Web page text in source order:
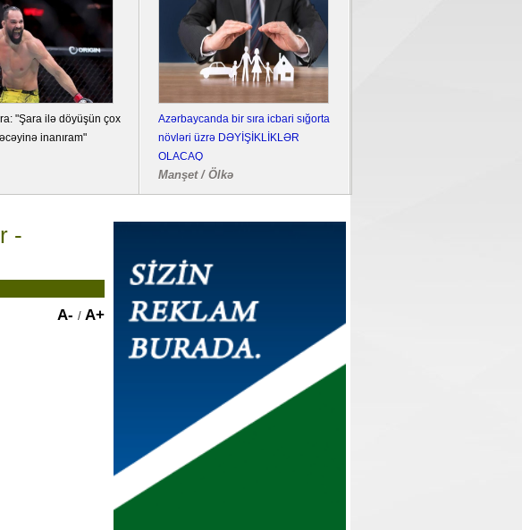
"Şara ilə döyüşün çox
inanıram"
Azərbaycanda bir sıra icbari sığorta
növləri üzrə DƏYİŞİKLİKLƏR
OLACAQ
Manşet / Ölkə
-
A- / A+